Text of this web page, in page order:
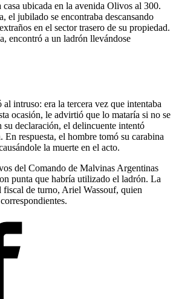
ubicada en la avenida Olivos al 300.
el jubilado se encontraba descansando
en el sector trasero de su propiedad.
encontró a un ladrón llevándose
intruso: era la tercera vez que intentaba
ocasión, le advirtió que lo mataría si no se
su declaración, el delincuente intentó
En respuesta, el hombre tomó su carabina
la muerte en el acto.
del Comando de Malvinas Argentinas
punta que habría utilizado el ladrón. La
fiscal de turno, Ariel Wassouf, quien